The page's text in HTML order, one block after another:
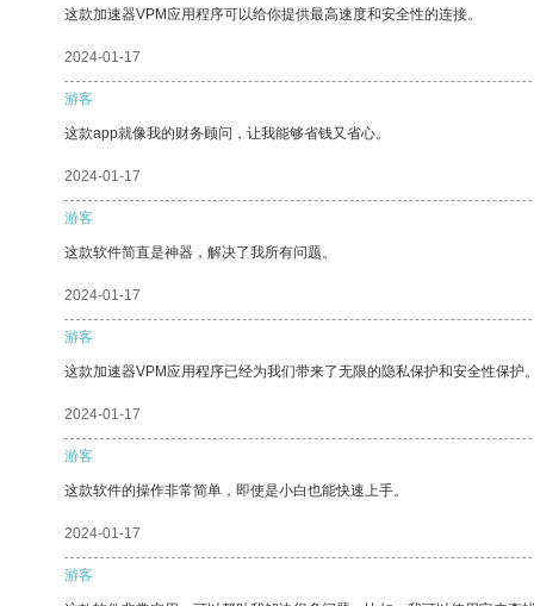
这款加速器VPM应用程序可以给你提供最高速度和安全性的连接。
2024-01-17
游客
这款app就像我的财务顾问，让我能够省钱又省心。
2024-01-17
游客
这款软件简直是神器，解决了我所有问题。
2024-01-17
游客
这款加速器VPM应用程序已经为我们带来了无限的隐私保护和安全性保护
2024-01-17
游客
这款软件的操作非常简单，即使是小白也能快速上手。
2024-01-17
游客